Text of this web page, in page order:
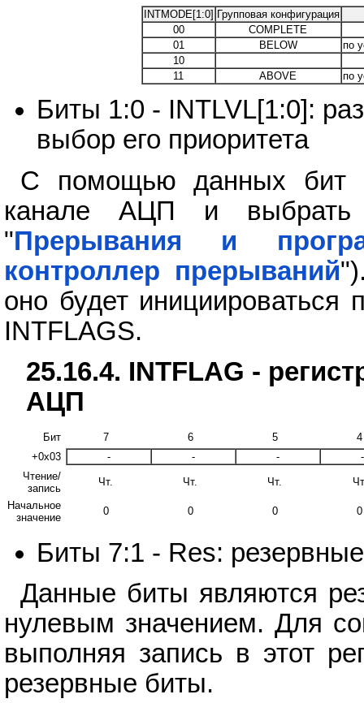
INTMODE[1:0] Групповая конфигурация
00
COMPLETE
01
BELOW
по
10
11
ABOVE по
Биты 1:0 - INTLVL[1:0]:
выбор его приоритета
С помощью данных бит
канале АЦП и
"Прерывания и
контроллер прерываний
оно будет инициироваться
INTFLAGS.
25.16.4. INTFLAG -
АЦП
Бит 7 6 5
4
+0x03
- - -
-
Чтение/
запись
Чт. Чт. Чт.
Начальное
значение
0 0 0 0
Биты 7:1 - Res:
Данные биты являются
нулевым значением. Для
выполняя запись в этот
резервные биты.